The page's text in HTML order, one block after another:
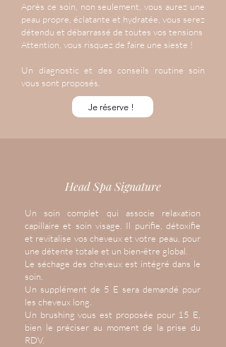
Après ce soin, non seulement, vous aurez une
peau propre, éclatante et hydratée, vous serez
détendu et débarrassé de toutes vos tensions
Attention, vous risquez de faire une sieste !
Un diagnostic et des conseils routine soin
vous sont proposés.
Je réserve !
Head Spa Signature
Un soin complet qui associe relaxation
capillaire et soin visage. Il purifie, détoxifie
et revitalise vos cheveux et votre peau, pour
une détente totale et un bien-être global.
Le séchage des cheveux est intégré dans le
soin.
Un supplément de 5 E sera demandé pour
les cheveux long.
Un brushing vous est proposée pour 15 E,
bien le préciser au moment de la prise du
RDV.